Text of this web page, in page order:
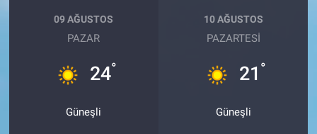
09 AĞUSTOS
PAZAR
24°
Güneşli
10 AĞUSTOS
PAZARTESI
21 °
Güneşli